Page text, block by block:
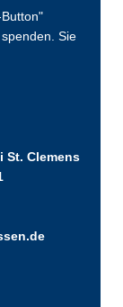
Sie
St. Clemens